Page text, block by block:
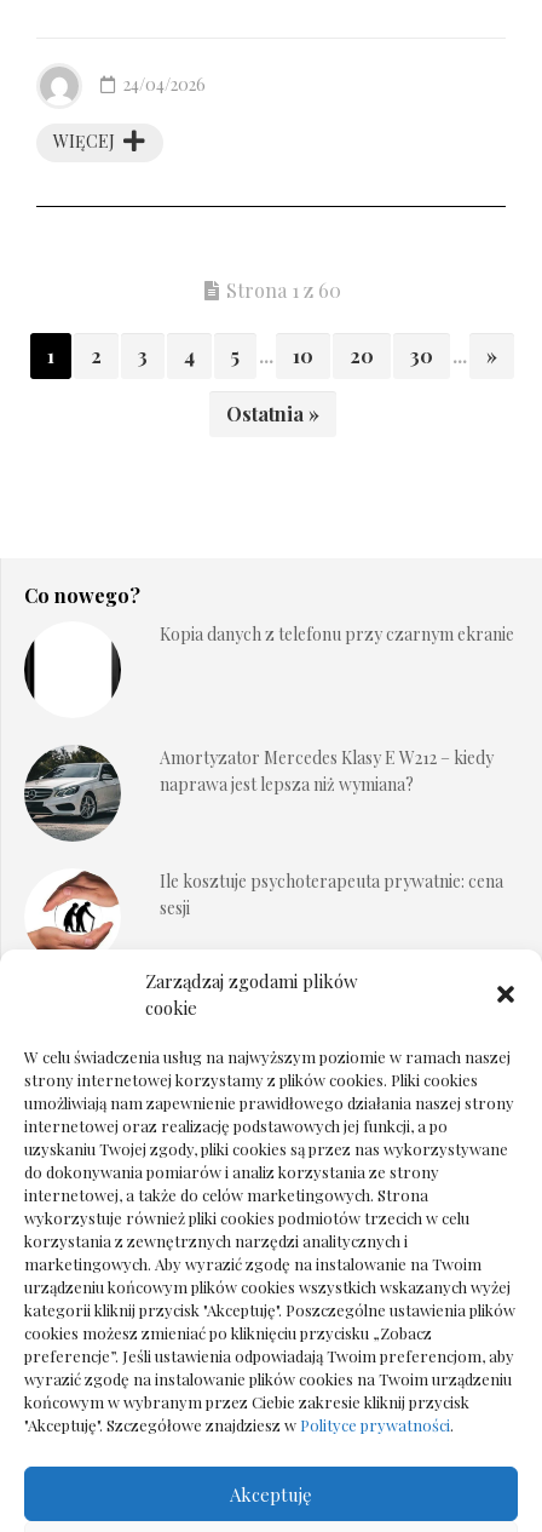
Zarządzaj zgodami plików
cookie
W celu świadczenia usług na najwyższym poziomie w ramach naszej
strony internetowej korzystamy z plików cookies. Pliki cookies
umożliwiają nam zapewnienie prawidłowego działania naszej strony
internetowej oraz realizację podstawowych jej funkcji, a po
uzyskaniu Twojej zgody, pliki cookies są przez nas wykorzystywane
do dokonywania pomiarów i analiz korzystania ze strony
internetowej, a także do celów marketingowych. Strona
wykorzystuje również pliki cookies podmiotów trzecich w celu
korzystania z zewnętrznych narzędzi analitycznych i
marketingowych. Aby wyrazić zgodę na instalowanie na Twoim
urządzeniu końcowym plików cookies wszystkich wskazanych wyżej
kategorii kliknij przycisk "Akceptuję". Poszczególne ustawienia plików
cookies możesz zmieniać po kliknięciu przycisku „Zobacz
preferencje”. Jeśli ustawienia odpowiadają Twoim preferencjom, aby
wyrazić zgodę na instalowanie plików cookies na Twoim urządzeniu
końcowym w wybranym przez Ciebie zakresie kliknij przycisk
"Akceptuję". Szczegółowe znajdziesz w Polityce prywatności.
Akceptuję
WIĘCEJ
24/04/2026
Strona 1 z 60
1 2 3 4 5 ... 10 20 30 ... »
Ostatnia »
Co nowego?
Kopia danych z telefonu przy czarnym ekranie
Amortyzator Mercedes Klasy E W212 – kiedy
naprawa jest lepsza niż wymiana?
Ile kosztuje psychoterapeuta prywatnie: cena
sesji
Dokumenty do odbioru przy zmianie biura
Deska podłogowa do salonu: jak wybrać bez
pośpiechu